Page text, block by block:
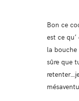
Bon ce
est ce qu’
la
sûre que